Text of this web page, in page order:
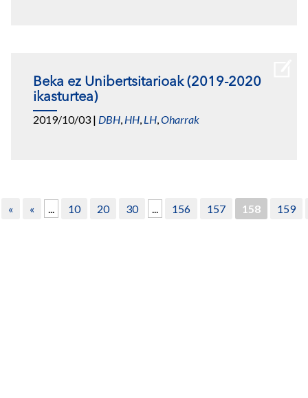
Beka ez Unibertsitarioak (2019-2020
ikasturtea)
2019/10/03 | DBH, HH, LH,Oharrak
« « ... 10 20 30 ... 156 157 158 159